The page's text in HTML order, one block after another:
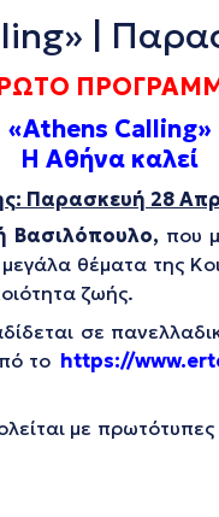
|
«Athens Calling»
Η Αθήνα καλεί
Παρασκευή 28
Βασιλόπουλο, που
θέματα της
ζωής.
σε
το https://
με